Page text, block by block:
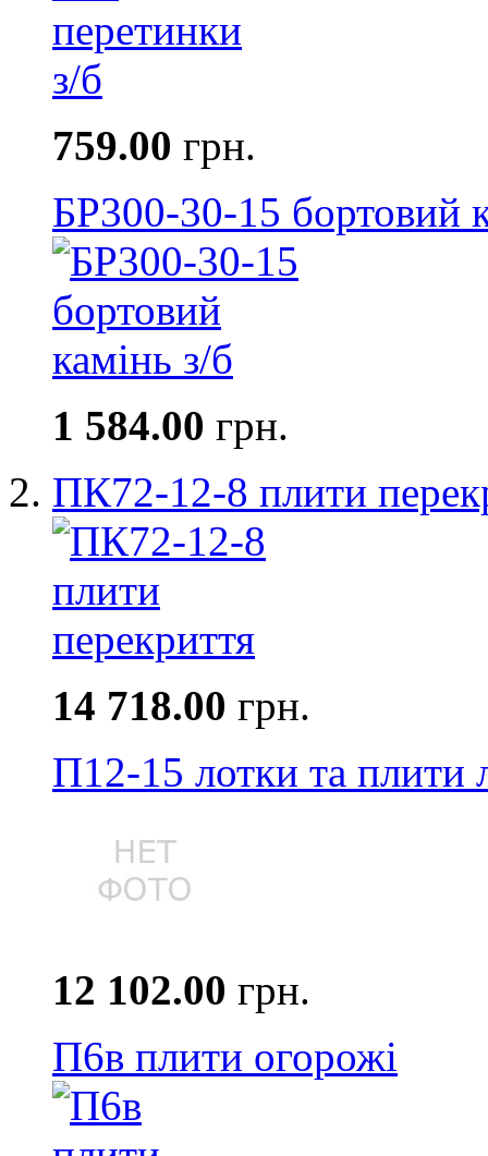
759.00 грн.
БР300-30-15 бортовий
1 584.00 грн.
ПК72-12-8 плити
14 718.00 грн.
П12-15 лотки та плити
12 102.00 грн.
П6в плити огорожі